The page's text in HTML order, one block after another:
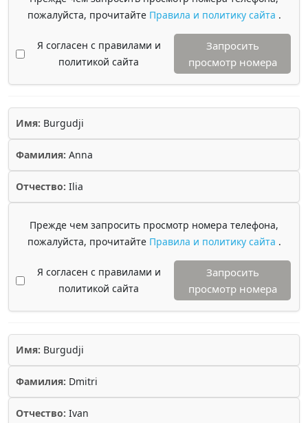
пожалуйста, прочитайте Правила и политику сайта .
Я согласен с правилами и
политикой сайта
Запросить
просмотр номера
Имя: Burgudji
Фамилия: Anna
Отчество: Ilia
Прежде чем запросить просмотр номера телефона,
пожалуйста, прочитайте Правила и политику сайта .
Я согласен с правилами и
политикой сайта
Запросить
просмотр номера
Имя: Burgudji
Фамилия: Dmitri
Отчество: Ivan